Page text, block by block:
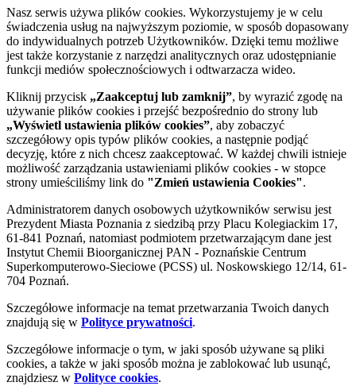
Nasz serwis używa plików cookies. Wykorzystujemy je w celu
świadczenia usług na najwyższym poziomie, w sposób dopasowany
do indywidualnych potrzeb Użytkowników. Dzięki temu możliwe
jest także korzystanie z narzędzi analitycznych oraz udostępnianie
funkcji mediów społecznościowych i odtwarzacza wideo.
Kliknij przycisk „Zaakceptuj lub zamknij”, by wyrazić zgodę na
używanie plików cookies i przejść bezpośrednio do strony lub
„Wyświetl ustawienia plików cookies”, aby zobaczyć
szczegółowy opis typów plików cookies, a następnie podjąć
decyzję, które z nich chcesz zaakceptować. W każdej chwili istnieje
możliwość zarządzania ustawieniami plików cookies - w stopce
strony umieściliśmy link do "Zmień ustawienia Cookies".
Administratorem danych osobowych użytkowników serwisu jest
Prezydent Miasta Poznania z siedzibą przy Placu Kolegiackim 17,
61-841 Poznań, natomiast podmiotem przetwarzającym dane jest
Instytut Chemii Bioorganicznej PAN - Poznańskie Centrum
Superkomputerowo-Sieciowe (PCSS) ul. Noskowskiego 12/14, 61-
704 Poznań.
Szczegółowe informacje na temat przetwarzania Twoich danych
znajdują się w Polityce prywatności.
Szczegółowe informacje o tym, w jaki sposób używane są pliki
cookies, a także w jaki sposób można je zablokować lub usunąć,
znajdziesz w Polityce cookies.